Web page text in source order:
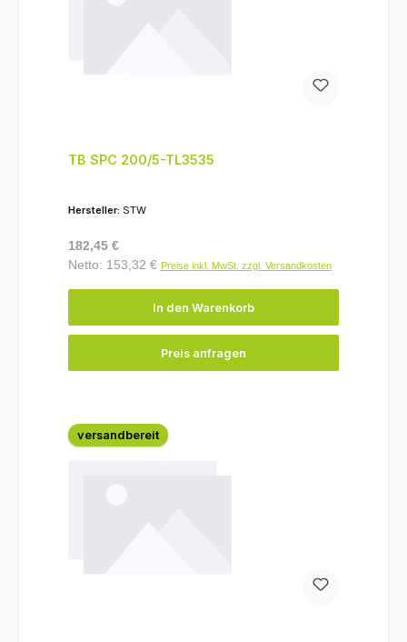
TB SPC 200/5-TL3535
Hersteller: STW
Regulärer Preis:
182,45 €
Netto: 153,32 € Preise inkl. MwSt. zzgl. Versandkosten
In den Warenkorb
Preis anfragen
versandbereit